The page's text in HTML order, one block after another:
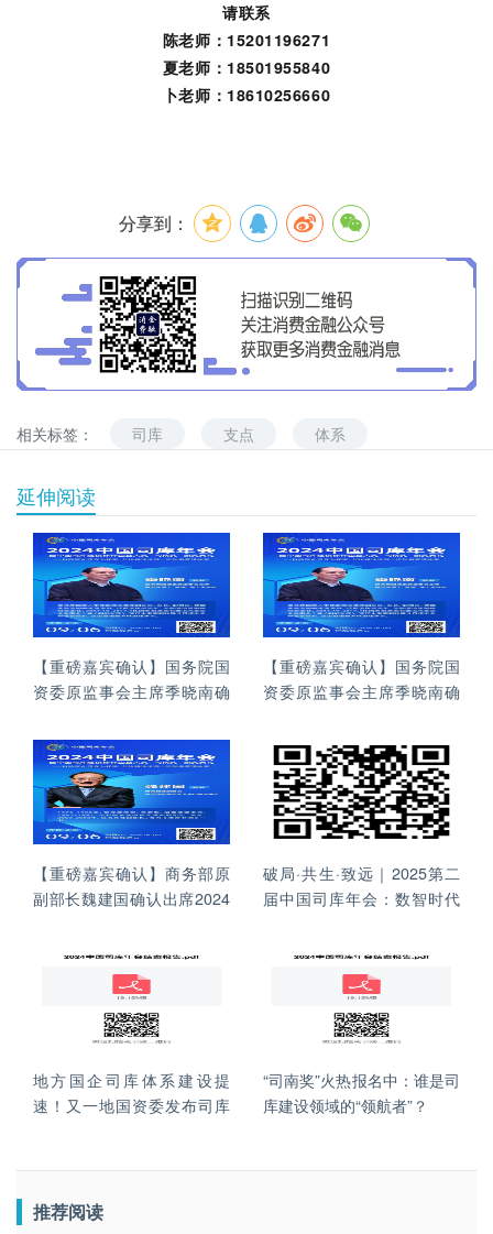
请联系
陈老师：15201196271
夏老师：18501955840
卜老师：18610256660
分享到：
相关标签： 司库 支点 体系
延伸阅读
【重磅嘉宾确认】国务院国
资委原监事会主席季晓南确
共襄“司南奖”颁奖典礼盛举
【重磅嘉宾确认】国务院国
资委原监事会主席季晓南确
共襄“司南奖”颁奖典礼盛举
【重磅嘉宾确认】商务部原
副部长魏建国确认出席2024
颁奖典礼盛举
破局·共生·致远｜2025第二
届中国司库年会：数智时代
地方国企司库体系建设提
速！又一地国资委发布司库
“司南奖”火热报名中：谁是司
库建设领域的“领航者”？
推荐阅读